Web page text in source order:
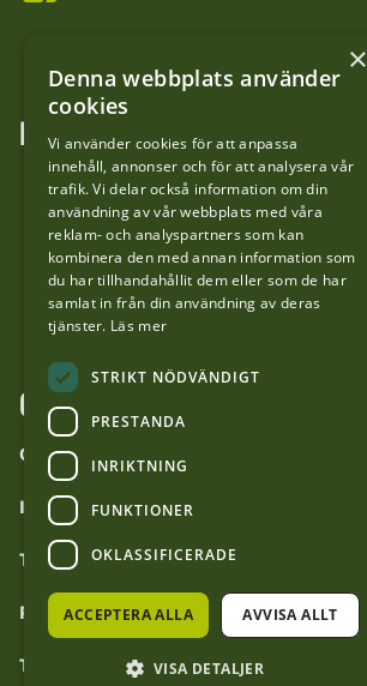
FÖLJ OSS
LinkedIn
Facebook
YouTube
OM WEBBPLATSEN
Om forvaltaren.se
Inställningar för cookies
Tillgänglighetsredogörelse
Personuppgiftshantering
Tyck till om webbplatsen
×
Denna webbplats använder
cookies
Vi använder cookies för att anpassa
innehåll, annonser och för att analysera vår
trafik. Vi delar också information om din
användning av vår webbplats med våra
reklam- och analyspartners som kan
kombinera den med annan information som
du har tillhandahållit dem eller som de har
samlat in från din användning av deras
tjänster. Läs mer
STRIKT NÖDVÄNDIGT
PRESTANDA
INRIKTNING
FUNKTIONER
OKLASSIFICERADE
ACCEPTERA ALLA AVVISA ALLT
VISA DETALJER